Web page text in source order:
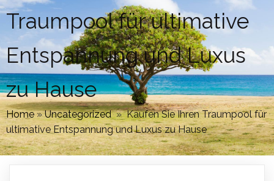
Traumpool für ultimative
Entspannung und Luxus
zu Hause
Home»Uncategorized » Kaufen Sie Ihren Traumpool für
ultimative Entspannung und Luxus zu Hause